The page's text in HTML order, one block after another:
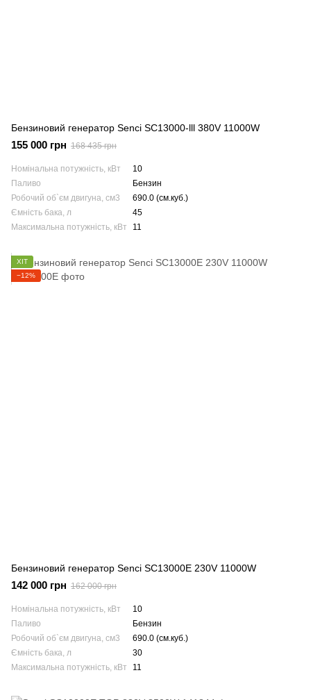
Бензиновий генератор Senci SC13000-lll 380V 11000W
155 000 грн 168 435 грн
Номінальна потужність, кВт
10
Паливо
Бензин
Робочий об`єм двигуна, см3
690.0 (см.куб.)
Ємність бака, л
45
Максимальна потужність, кВт
11
ХІТ
−12%
Бензиновий генератор Senci SC13000E 230V 11000W
142 000 грн 162 000 грн
Номінальна потужність, кВт
10
Паливо
Бензин
Робочий об`єм двигуна, см3
690.0 (см.куб.)
Ємність бака, л
30
Максимальна потужність, кВт
11